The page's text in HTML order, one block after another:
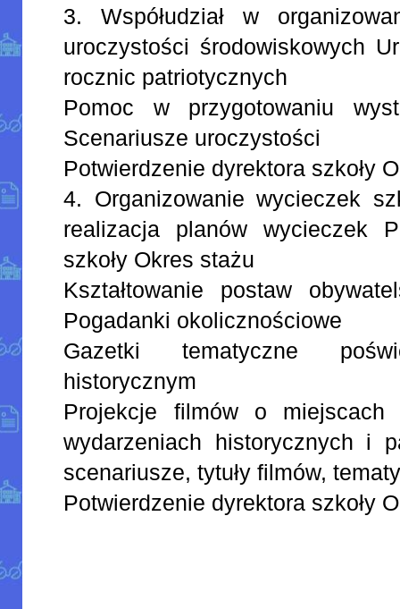
3. Współudział w
uroczystości środowiskowych
rocznic patriotycznych
Pomoc w przygotowaniu
Scenariusze uroczystości
Potwierdzenie dyrektora szkoły
4. Organizowanie wycieczek
realizacja planów wycieczek
szkoły Okres stażu
Kształtowanie postaw
Pogadanki okolicznościowe
Gazetki tematyczne
historycznym
Projekcje filmów o miejscach
wydarzeniach historycznych i
scenariusze, tytuły filmów,
Potwierdzenie dyrektora szkoły